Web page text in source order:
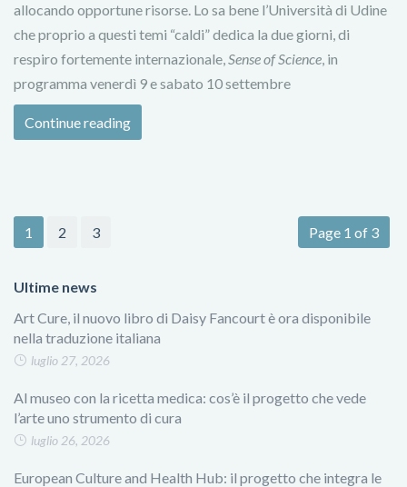
allocando opportune risorse. Lo sa bene l’Università di Udine
che proprio a questi temi “caldi” dedica la due giorni, di
respiro fortemente internazionale,Sense of Science, in
programma venerdì 9 e sabato 10 settembre
Continue reading
Page 1 of 3
1 2 3
Ultime news
Art Cure, il nuovo libro di Daisy Fancourt è ora disponibile
nella traduzione italiana
luglio 27, 2026
Al museo con la ricetta medica: cos’è il progetto che vede
l’arte uno strumento di cura
luglio 26, 2026
European Culture and Health Hub: il progetto che integra le